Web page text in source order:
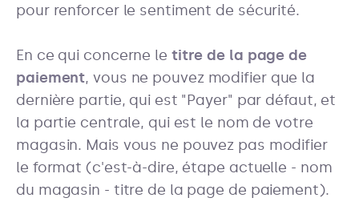
pour renforcer le sentiment de sécurité.
En ce qui concerne le titre de la page de
paiement, vous ne pouvez modifier que la
dernière partie, qui est "Payer" par défaut, et
la partie centrale, qui est le nom de votre
magasin. Mais vous ne pouvez pas modifier
le format (c'est-à-dire, étape actuelle - nom
du magasin - titre de la page de paiement).